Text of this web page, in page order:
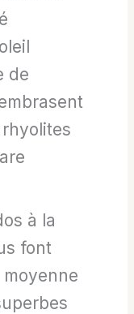
de
à la
font